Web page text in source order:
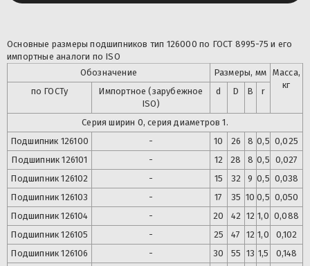
Основные размеры подшипников тип 126000 по ГОСТ 8995-75 и его
импортные аналоги по ISO
Обозначение
Размеры, мм Масса,
кг
по ГОСТу
Импортное (зарубежное
ISO)
d D B r
Серия ширин 0, серия диаметров 1.
Подшипник 126100
- 10 26 8 0,5 0,025
Подшипник 126101 - 12 28 8 0,5 0,027
Подшипник 126102 - 15 32 9 0,5 0,038
Подшипник 126103 - 17 35 10 0,5 0,050
Подшипник 126104 - 20 42 12 1,0 0,088
Подшипник 126105 - 25 47 12 1,0
0,102
Подшипник 126106 - 30 55 13 1,5
0,148